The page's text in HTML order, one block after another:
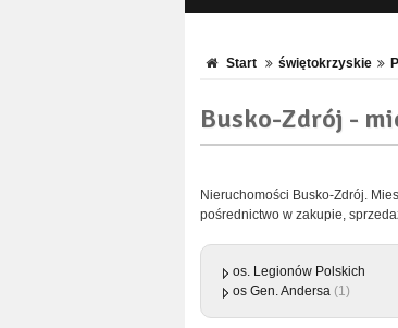
Start świętokrzyskie
Busko-Zdrój -
Nieruchomości Busko-Zdrój.
pośrednictwo w zakupie,
os. Legionów Polskich
os Gen. Andersa (1)